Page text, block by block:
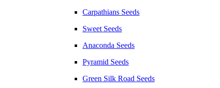
Carpathians Seeds
Sweet Seeds
Anaconda Seeds
Pyramid Seeds
Green Silk Road Seeds